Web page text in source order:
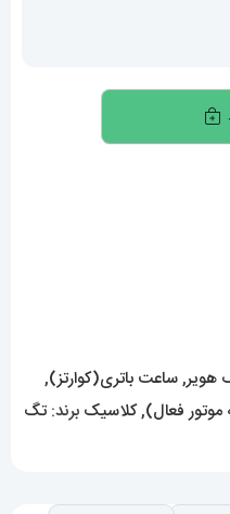
هویر,ساعت باتری(کوارتز),
فعال),کلاسیک برند:تگ